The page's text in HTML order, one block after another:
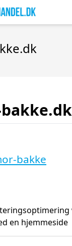
bakke
en hjemmeside